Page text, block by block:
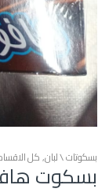
بسكوتات \ لبان,كل
بسكوت